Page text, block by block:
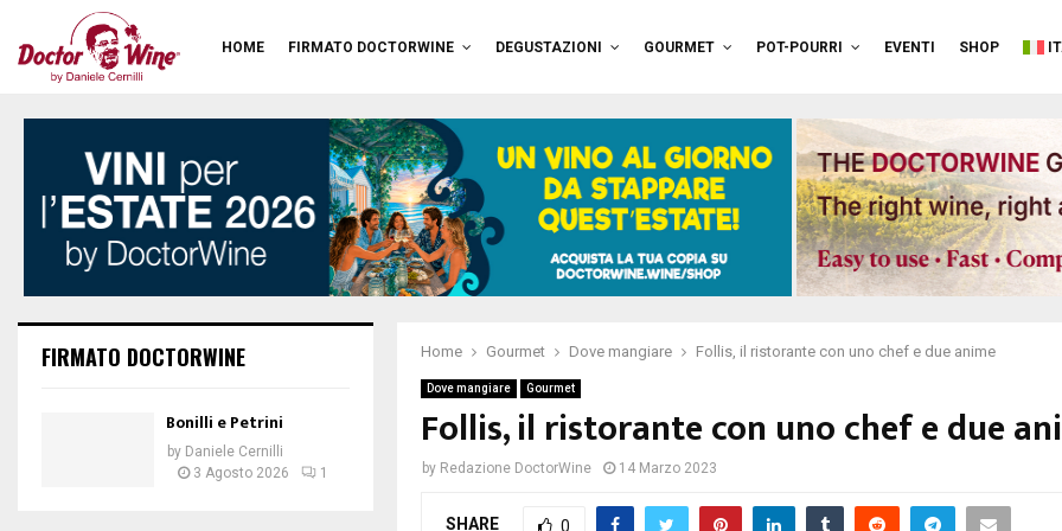
HOME FIRMATO DOCTORWINE DEGUSTAZIONI GOURMET POT-POURRI EVENTI SHOP
Home Gourmet Dove mangiare Follis, il ristorante con uno chef e due anime
Dove mangiare Gourmet
Follis, il ristorante con uno chef e due
by Redazione DoctorWine 14 Marzo 2023
SHARE 0
FIRMATO DOCTORWINE
Bonilli e Petrini
by Daniele Cernilli
3 Agosto 2026
1